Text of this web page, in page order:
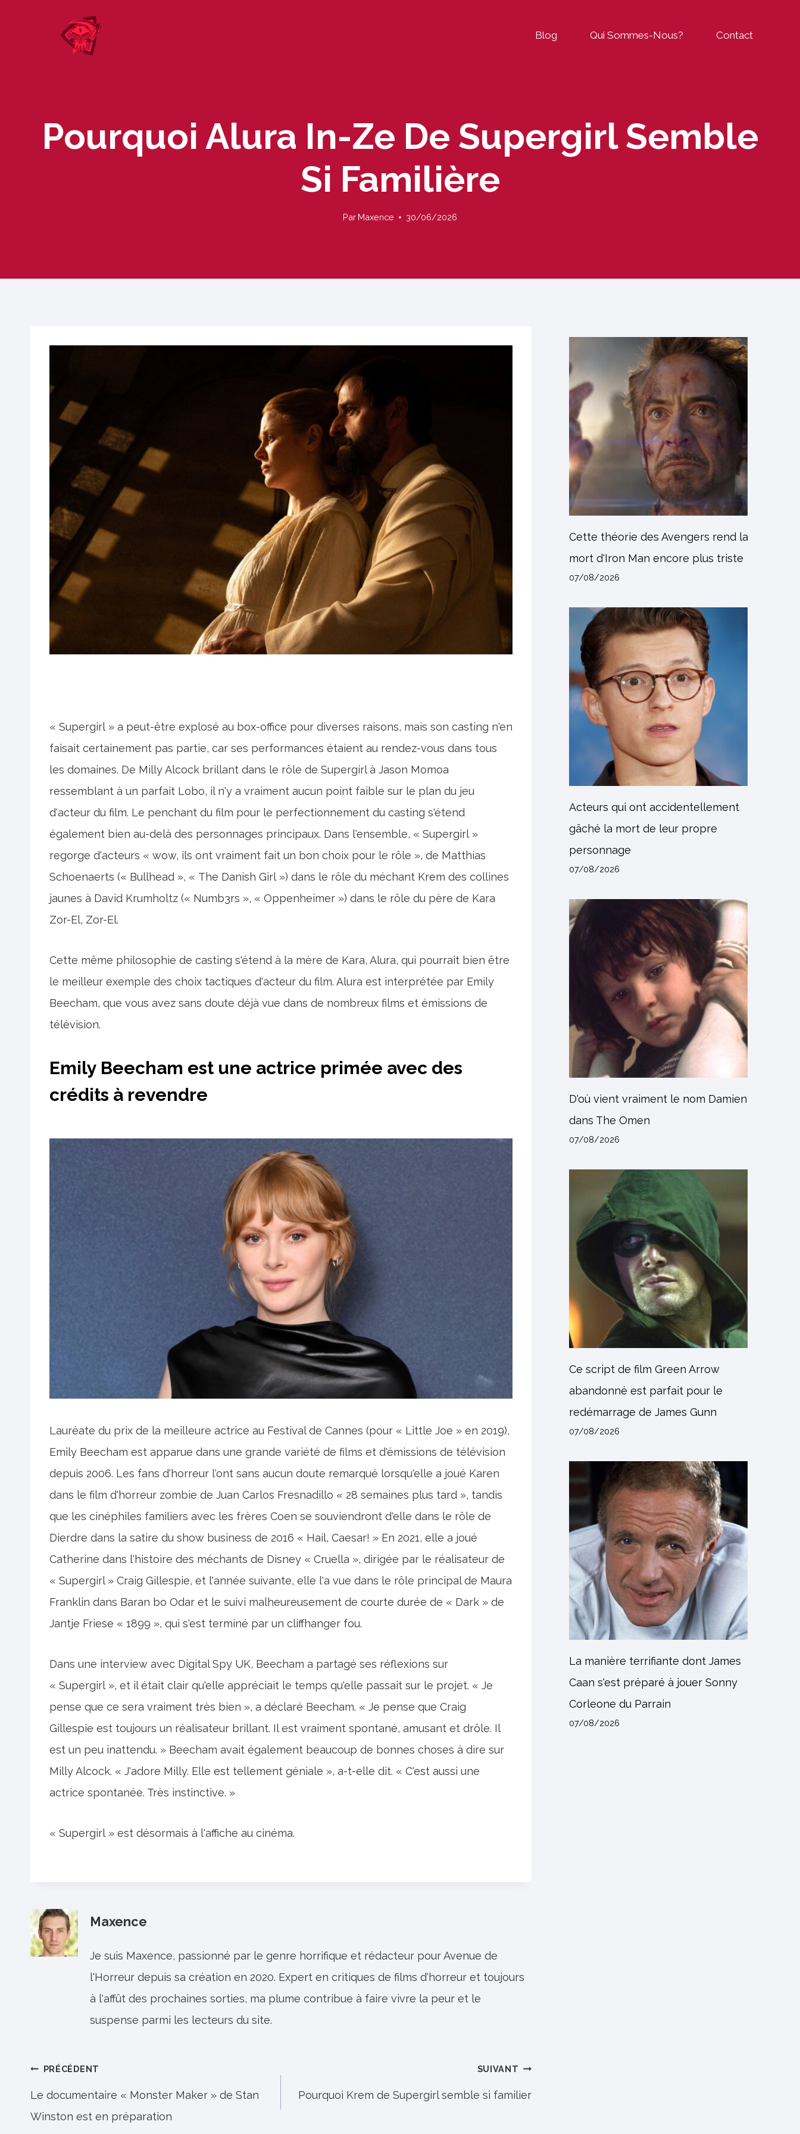
Blog Qui Sommes-Nous? Contact
Pourquoi Alura In-Ze De Supergirl Semble
Si Familière
Par Maxence 30/06/2026
« Supergirl » a peut-être explosé au box-office pour diverses raisons, mais son casting n'en
faisait certainement pas partie, car ses performances étaient au rendez-vous dans tous
les domaines. De Milly Alcock brillant dans le rôle de Supergirl à Jason Momoa
ressemblant à un parfait Lobo, il n'y a vraiment aucun point faible sur le plan du jeu
d'acteur du film. Le penchant du film pour le perfectionnement du casting s'étend
également bien au-delà des personnages principaux. Dans l'ensemble, « Supergirl »
regorge d'acteurs « wow, ils ont vraiment fait un bon choix pour le rôle », de Matthias
Schoenaerts (« Bullhead », « The Danish Girl ») dans le rôle du méchant Krem des collines
jaunes à David Krumholtz (« Numb3rs », « Oppenheimer ») dans le rôle du père de Kara
Zor-El, Zor-El.
Cette même philosophie de casting s'étend à la mère de Kara, Alura, qui pourrait bien être
le meilleur exemple des choix tactiques d'acteur du film. Alura est interprétée par Emily
Beecham, que vous avez sans doute déjà vue dans de nombreux films et émissions de
télévision.
Emily Beecham est une actrice primée avec des
crédits à revendre
Lauréate du prix de la meilleure actrice au Festival de Cannes (pour « Little Joe » en 2019),
Emily Beecham est apparue dans une grande variété de films et d'émissions de télévision
depuis 2006. Les fans d'horreur l'ont sans aucun doute remarqué lorsqu'elle a joué Karen
dans le film d'horreur zombie de Juan Carlos Fresnadillo « 28 semaines plus tard », tandis
que les cinéphiles familiers avec les frères Coen se souviendront d'elle dans le rôle de
Dierdre dans la satire du show business de 2016 « Hail, Caesar! » En 2021, elle a joué
Catherine dans l'histoire des méchants de Disney « Cruella », dirigée par le réalisateur de
« Supergirl » Craig Gillespie, et l'année suivante, elle l'a vue dans le rôle principal de Maura
Franklin dans Baran bo Odar et le suivi malheureusement de courte durée de « Dark » de
Jantje Friese « 1899 », qui s'est terminé par un cliffhanger fou.
Dans une interview avec Digital Spy UK, Beecham a partagé ses réflexions sur
« Supergirl », et il était clair qu'elle appréciait le temps qu'elle passait sur le projet. « Je
pense que ce sera vraiment très bien », a déclaré Beecham. « Je pense que Craig
Gillespie est toujours un réalisateur brillant. Il est vraiment spontané, amusant et drôle. Il
est un peu inattendu. » Beecham avait également beaucoup de bonnes choses à dire sur
Milly Alcock. « J'adore Milly. Elle est tellement géniale », a-t-elle dit. « C'est aussi une
actrice spontanée. Très instinctive. »
« Supergirl » est désormais à l'affiche au cinéma.
Maxence
Je suis Maxence, passionné par le genre horrifique et rédacteur pour Avenue de
l'Horreur depuis sa création en 2020. Expert en critiques de films d'horreur et toujours
à l'affût des prochaines sorties, ma plume contribue à faire vivre la peur et le
suspense parmi les lecteurs du site.
Navigation
de
l’article
PRÉCÉDENT
Le documentaire « Monster Maker » de Stan
Winston est en préparation
SUIVANT
Pourquoi Krem de Supergirl semble si familier
Cette théorie des Avengers rend la
mort d'Iron Man encore plus triste
07/08/2026
Acteurs qui ont accidentellement
gâché la mort de leur propre
personnage
07/08/2026
D'où vient vraiment le nom Damien
dans The Omen
07/08/2026
Ce script de film Green Arrow
abandonné est parfait pour le
redémarrage de James Gunn
07/08/2026
La manière terrifiante dont James
Caan s'est préparé à jouer Sonny
Corleone du Parrain
07/08/2026